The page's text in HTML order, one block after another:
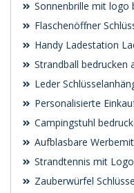
Sonnenbrille mit logo
Flaschenöffner
Handy Ladestation
Strandball bedrucken
Leder
Personalisierte
Campingstuhl
Aufblasbare
Strandtennis mit
Zauberwürfel